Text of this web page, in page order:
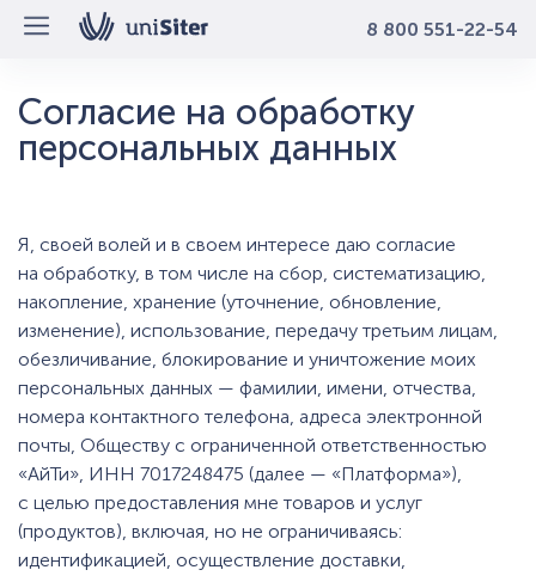
8 800 551-22-54
Согласие на обработку
персональных данных
Я, своей волей и в своем интересе даю согласие
на обработку, в том числе на сбор, систематизацию,
накопление, хранение (уточнение, обновление,
изменение), использование, передачу третьим лицам,
обезличивание, блокирование и уничтожение моих
персональных данных — фамилии, имени, отчества,
номера контактного телефона, адреса электронной
почты, Обществу с ограниченной ответственностью
«АйТи», ИНН 7017248475 (далее — «Платформа»),
с целью предоставления мне товаров и услуг
(продуктов), включая, но не ограничиваясь:
идентификацией, осуществление доставки,